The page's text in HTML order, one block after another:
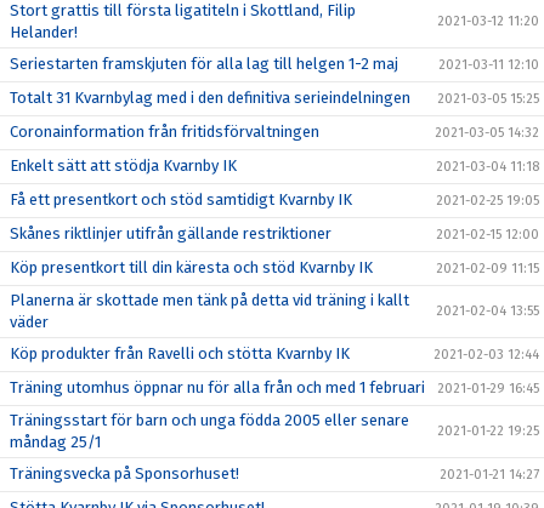
Stort grattis till första ligatiteln i Skottland, Filip
Helander!
2021-03-12 11:20
Seriestarten framskjuten för alla lag till helgen 1-2 maj 2021-03-11 12:10
Totalt 31 Kvarnbylag med i den definitiva serieindelningen 2021-03-05 15:25
Coronainformation från fritidsförvaltningen 2021-03-05 14:32
Enkelt sätt att stödja Kvarnby IK 2021-03-04 11:18
Få ett presentkort och stöd samtidigt Kvarnby IK 2021-02-25 19:05
Skånes riktlinjer utifrån gällande restriktioner 2021-02-15 12:00
Köp presentkort till din käresta och stöd Kvarnby IK 2021-02-09 11:15
Planerna är skottade men tänk på detta vid träning i kallt
väder
2021-02-04 13:55
Köp produkter från Ravelli och stötta Kvarnby IK 2021-02-03 12:44
Träning utomhus öppnar nu för alla från och med 1 februari 2021-01-29 16:45
Träningsstart för barn och unga födda 2005 eller senare
måndag 25/1
2021-01-22 19:25
Träningsvecka på Sponsorhuset! 2021-01-21 14:27